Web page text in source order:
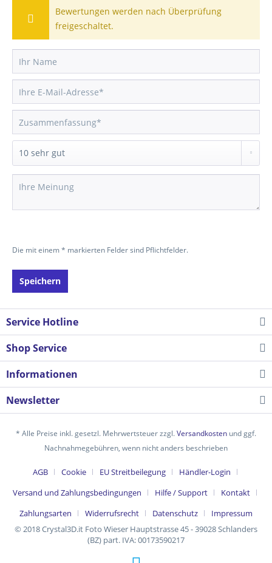
Bewertungen werden nach Überprüfung
freigeschaltet.
Die mit einem * markierten Felder sind Pflichtfelder.
Speichern
Service Hotline
Shop Service
Informationen
Newsletter
* Alle Preise inkl. gesetzl. Mehrwertsteuer zzgl.Versandkosten und ggf.
Nachnahmegebühren, wenn nicht anders beschrieben
AGB Cookie EU Streitbeilegung
Händler-Login
Versand und Zahlungsbedingungen
Hilfe / Support
Kontakt
Zahlungsarten
Widerrufsrecht Datenschutz
Impressum
© 2018 Crystal3D.it Foto Wieser Hauptstrasse 45 - 39028 Schlanders
(BZ) part. IVA: 00173590217